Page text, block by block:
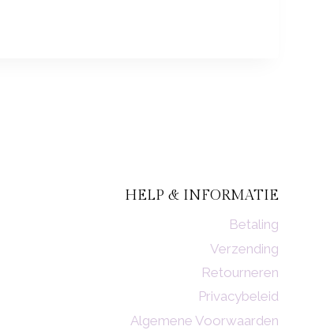
HELP & INFORMATIE
Betaling
Verzending
Retourneren
Privacybeleid
Algemene Voorwaarden